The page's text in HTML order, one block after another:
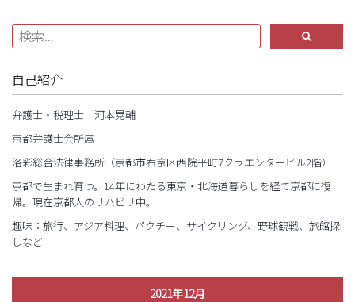
自己紹介
弁護士・税理士 河本晃輔
京都弁護士会所属
洛彩総合法律事務所（京都市右京区西院平町7クラエンタービル2階）
京都で生まれ育つ。14年にわたる東京・北海道暮らしを経て京都に復
帰。現在京都人のリハビリ中。
趣味：旅行、アジア料理、パクチー、サイクリング、野球観戦、旅館探
しなど
2021年12月